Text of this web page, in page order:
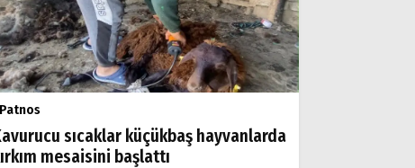
Patnos
sıcaklar küçükbaş hayvanlarda
mesaisini başlattı